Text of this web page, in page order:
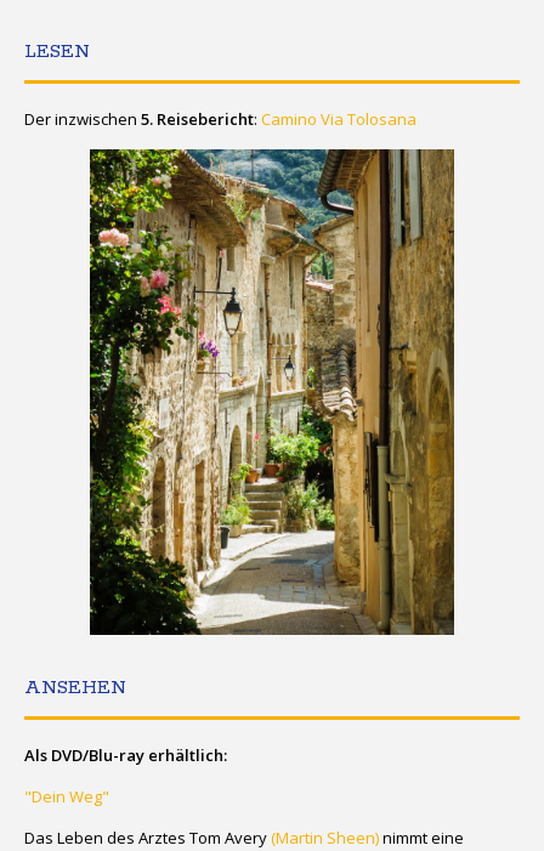
LESEN
Der inzwischen 5. Reisebericht: Camino Via Tolosana
ANSEHEN
Als DVD/Blu-ray erhältlich:
"Dein Weg"
Das Leben des Arztes Tom Avery(Martin Sheen)nimmt eine